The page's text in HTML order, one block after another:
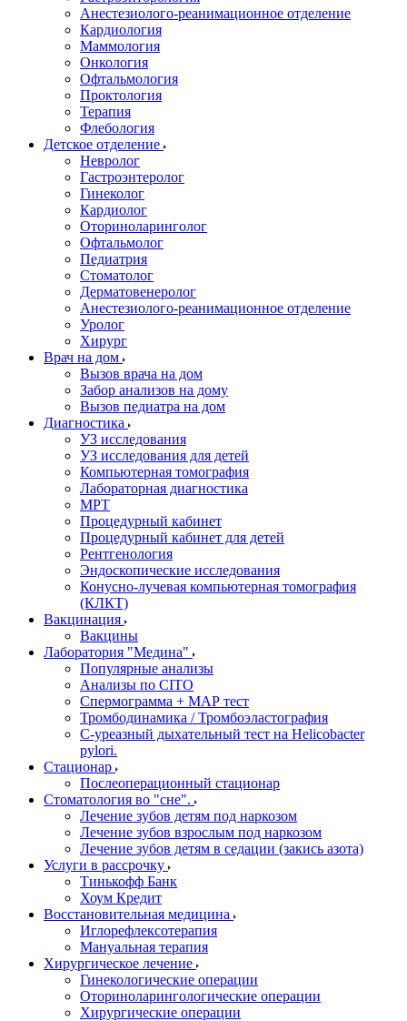
Анестезиолого-реанимационное отделение
Кардиология
Маммология
Онкология
Офтальмология
Проктология
Терапия
Флебология
Детское отделение
Невролог
Гастроэнтеролог
Гинеколог
Кардиолог
Оториноларинголог
Офтальмолог
Педиатрия
Стоматолог
Дерматовенеролог
Анестезиолого-реанимационное отделение
Уролог
Хирург
Врач на дом
Вызов врача на дом
Забор анализов на дому
Вызов педиатра на дом
Диагностика
УЗ исследования
УЗ исследования для детей
Компьютерная томография
Лабораторная диагностика
МРТ
Процедурный кабинет
Процедурный кабинет для детей
Рентгенология
Эндоскопические исследования
Конусно-лучевая компьютерная томография
(КЛКТ)
Вакцинация
Вакцины
Лаборатория "Медина"
Популярные анализы
Анализы по CITO
Спермограмма + МАР тест
Тромбодинамика / Тромбоэластография
С-уреазный дыхательный тест на Helicobacter
pylori.
Стационар
Послеоперационный стационар
Стоматология во "сне".
Лечение зубов детям под наркозом
Лечение зубов взрослым под наркозом
Лечение зубов детям в седации (закись азота)
Услуги в рассрочку
Тинькофф Банк
Хоум Кредит
Восстановительная медицина
Иглорефлексотерапия
Мануальная терапия
Хирургическое лечение
Гинекологические операции
Оториноларингологические операции
Хирургические операции